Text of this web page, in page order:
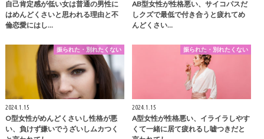
自己肯定感が低い女は普通の男性に
はめんどくさいと思われる理由と不
倫恋愛にはし…
AB型女性が性格悪い、サイコパスだ
しクズで最低で付き合うと疲れてめ
んどくさい…
振られた・別れたくない
2024.1.15
O型女性がめんどくさいし性格が悪
い、負けず嫌いでうざいしムカつく
振られた・別れたくない
2024.1.15
A型女性が性格悪い、イライラしやす
くて一緒に居て疲れるし嘘つきだと